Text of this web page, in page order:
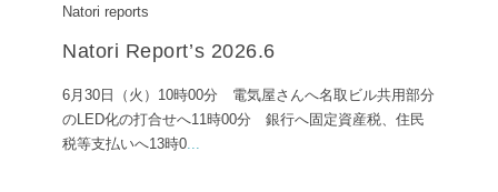
Natori reports
Natori Report’s 2026.6
6月30日（火）10時00分 電気屋さんへ名取ビル共用部分
のLED化の打合せへ11時00分 銀行へ固定資産税、住民
税等支払いへ13時0